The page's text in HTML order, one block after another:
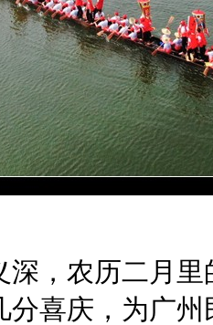
深，农历二月
分喜庆，为广